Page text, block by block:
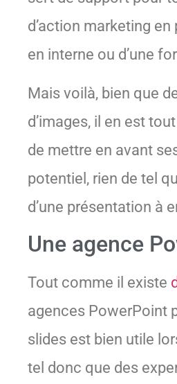
d’action marketing
en interne ou d’une
Mais voilà, bien que
d’images, il en est
de mettre en avant
potentiel, rien de tel
d’une présentation à
Une agence
Tout comme il existe
agences PowerPoint
slides est bien utile
tel donc que des